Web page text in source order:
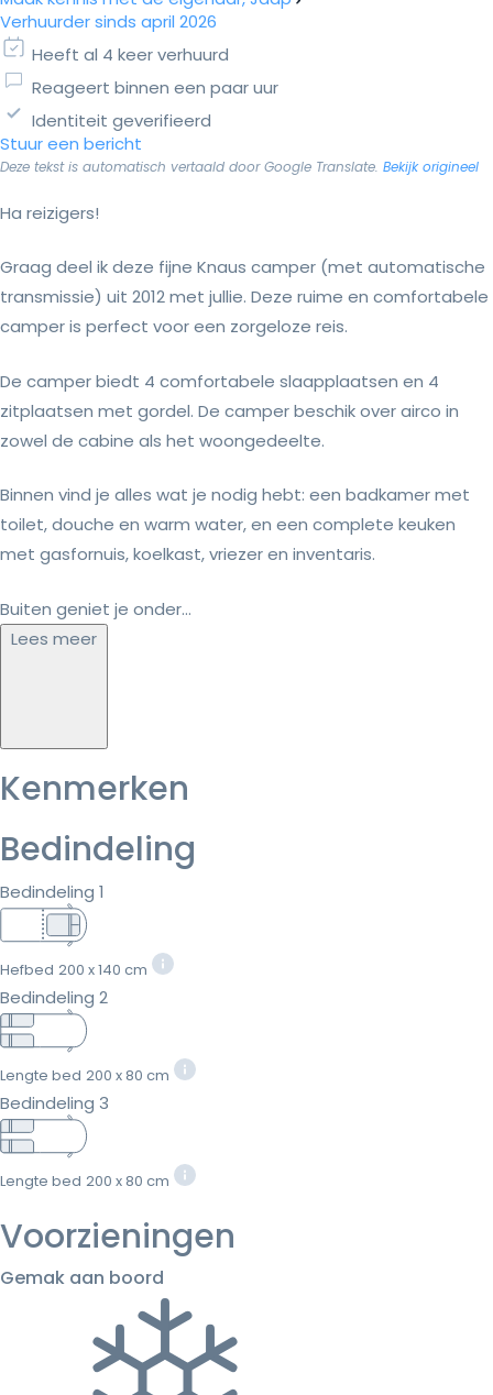
Verhuurder sinds april 2026
Heeft al 4 keer verhuurd
Reageert binnen een paar uur
Identiteit geverifieerd
Stuur een bericht
Deze tekst is automatisch vertaald door Google Translate. Bekijk origineel
Ha reizigers!
Graag deel ik deze fijne Knaus camper (met automatische
transmissie) uit 2012 met jullie. Deze ruime en comfortabele
camper is perfect voor een zorgeloze reis.
De camper biedt 4 comfortabele slaapplaatsen en 4
zitplaatsen met gordel. De camper beschik over airco in
zowel de cabine als het woongedeelte.
Binnen vind je alles wat je nodig hebt: een badkamer met
toilet, douche en warm water, en een complete keuken
met gasfornuis, koelkast, vriezer en inventaris.
Buiten geniet je onder...
Lees meer
Kenmerken
Bedindeling
Bedindeling 1
Hefbed 200 x 140 cm
Bedindeling 2
Lengte bed 200 x 80 cm
Bedindeling 3
Lengte bed 200 x 80 cm
Voorzieningen
Gemak aan boord